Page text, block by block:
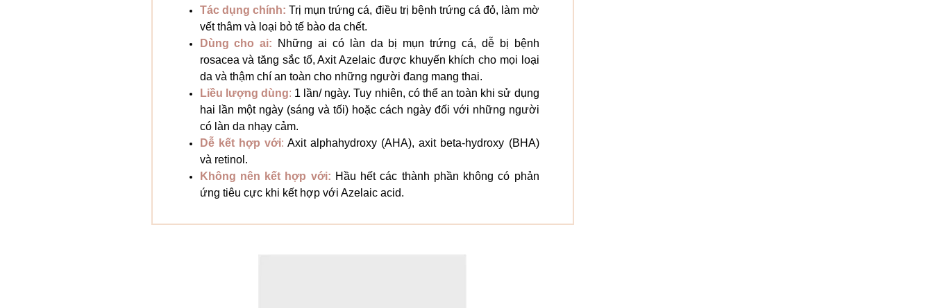
Tác dụng chính: Trị mụn trứng cá, điều trị bệnh trứng cá đỏ, làm mờ
vết thâm và loại bỏ tế bào da chết.
Dùng cho ai:
Những ai có làn da bị mụn trứng cá, dễ bị bệnh
rosacea và tăng sắc tố, Axit Azelaic được khuyến khích cho mọi loại
da và thậm chí an toàn cho những người đang mang thai.
Liều lượng dùng: 1 lần/ ngày. Tuy nhiên, có thể an toàn khi sử dụng
hai lần một ngày (sáng và tối) hoặc cách ngày đối với những người
có làn da nhạy cảm.
Dễ kết hợp với: Axit alphahydroxy (AHA), axit beta-hydroxy (BHA)
và retinol.
Không nên kết hợp với: Hầu hết các thành phần không có phản
ứng tiêu cực khi kết hợp với Azelaic acid.